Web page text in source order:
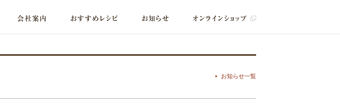
お知らせ一覧